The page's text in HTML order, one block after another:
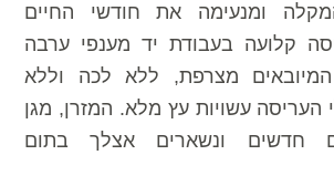
ומנעימה את חודשי החיים
קלועה בעבודת יד מענפי ערבה
המיובאים מצרפת, ללא לכה וללא
העריסה עשויות עץ מלא. המזרן, מגן
חדשים ונשארים אצלך בתום